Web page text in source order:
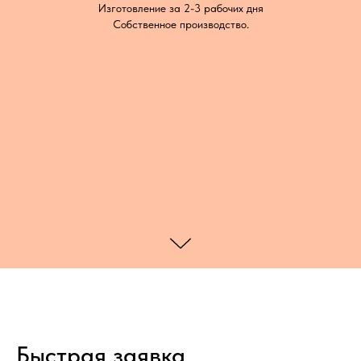
Изготовление за 2-3 рабочих дня
Собственное производство.
Быстрая заявка